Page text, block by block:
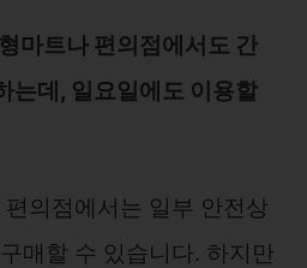
마트나 편의점에서도 간
는데, 일요일에도 이용할
의점에서는 일부 안전상
매할 수 있습니다. 하지만